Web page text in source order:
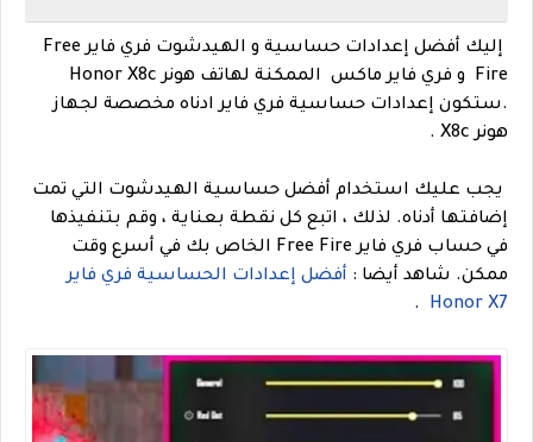
إليك أفضل إعدادات حساسية و الهيدشوت فري فايرFree
Fire
و فري فاير ماكس الممكنة ل
هاتف هونر Honor X8c
.ستكون إعدادات حساسية فري فاير ادناه مخصصة لجهاز
هونر X8c .
يجب عليك استخدام أفضل حساسية الهيدشوت التي تمت
إضافتها أدناه. لذلك ، اتبع كل نقطة بعناية ، وقم بتنفيذها
في حساب فري فاير Free Fire الخاص بك في أسرع وقت
ممكن. شاهد أيضا : أفضل إعدادات الحساسية فري فاير
Honor X7
.